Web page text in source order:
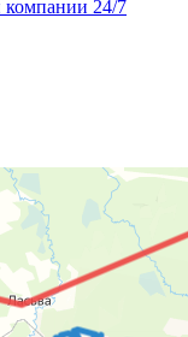
24/7